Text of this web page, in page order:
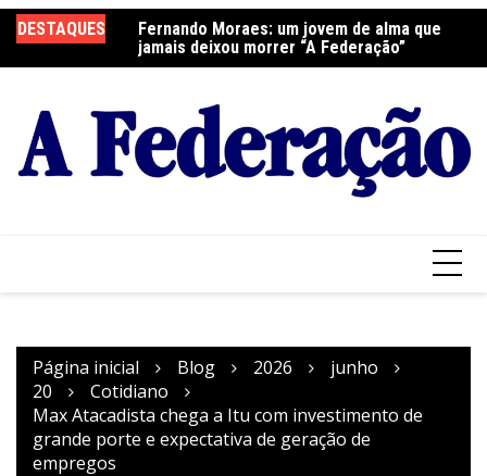
para
o
DESTAQUES
Fernando Moraes: um jovem de alma que
jamais deixou morrer “A Federação”
Curso Oração e Vida na Paróquia São José
Página inicial Blog 2026
junho
20
Cotidiano
Max Atacadista chega a Itu com investimento de
grande porte e expectativa de geração de
empregos